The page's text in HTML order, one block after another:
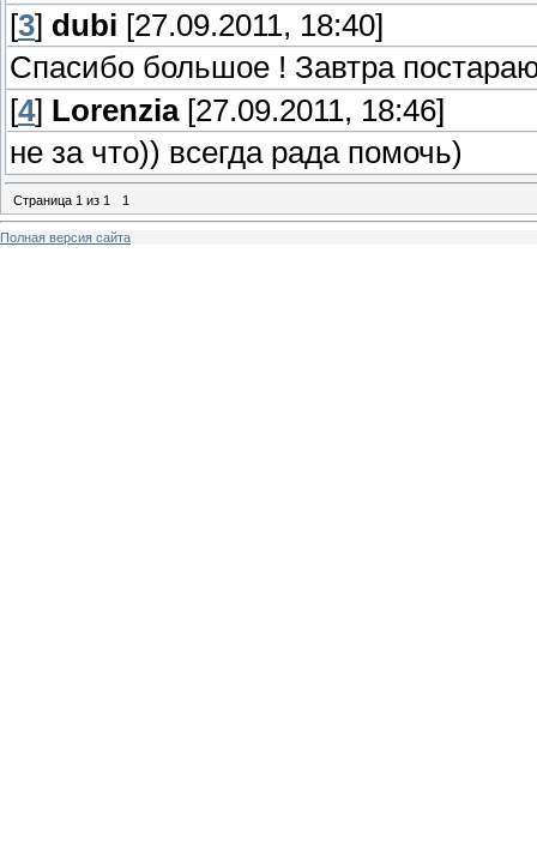
[3] dubi [27.09.2011, 18:40]
Спасибо большое ! Завтра
[4] Lorenzia[27.09.2011, 18:46]
не за что)) всегда рада помочь)
Страница 1 из 1 1
Полная версия сайта